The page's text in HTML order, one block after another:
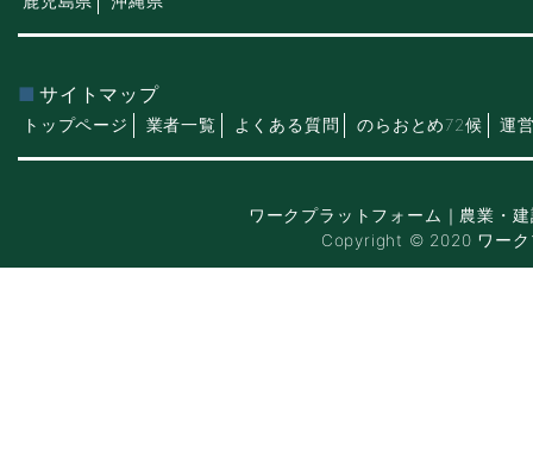
サイトマップ
トップページ 業者一覧 よくある質問 のらおとめ72候 運
ワークプラットフォーム｜農業・
Copyright © 2020 ワーク